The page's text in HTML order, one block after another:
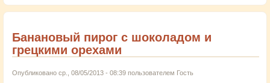
Банановый пирог с шоколадом и
грецкими орехами
Опубликовано ср., 08/05/2013 - 08:39 пользователем Гость